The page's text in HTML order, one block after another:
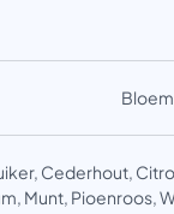
Cederhout,
Munt, Pioenroos,